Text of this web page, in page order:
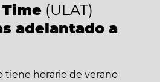
(ULAT)
adelantado a
tiene horario de verano